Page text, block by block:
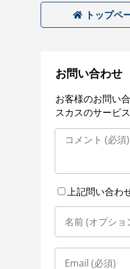
トップペ
お問い合わせ
お客様のお問い
スカスのサービ
上記問い合わ